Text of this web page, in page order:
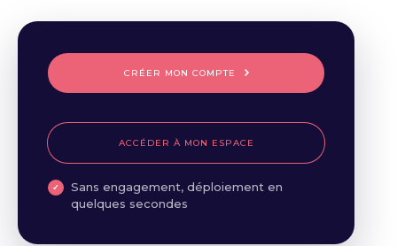
CRÉER MON COMPTE
ACCÉDER À MON ESPACE
Sans engagement, déploiement en
quelques secondes